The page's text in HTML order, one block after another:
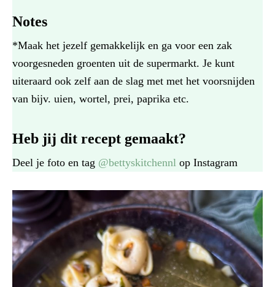
Notes
*Maak het jezelf gemakkelijk en ga voor een zak
voorgesneden groenten uit de supermarkt. Je kunt
uiteraard ook zelf aan de slag met met het voorsnijden
van bijv. uien, wortel, prei, paprika etc.
Heb jij dit recept gemaakt?
Deel je foto en tag @bettyskitchennl op Instagram